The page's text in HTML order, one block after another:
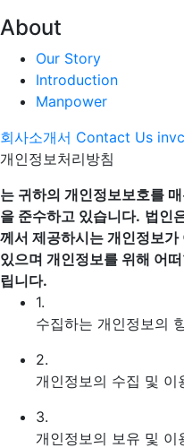
About
Our Story
Introduction
Manpower
회사소개서 Contact Us
개인정보처리방침
는 귀하의 개인정보보호를
을 준수하고 있습니다. 법인
께서 제공하시는 개인정보
있으며 개인정보를 위해 어
립니다.
1.
수집하는 개인정보의
2.
개인정보의 수집 및 이
3.
개인정보의 보유 및 이